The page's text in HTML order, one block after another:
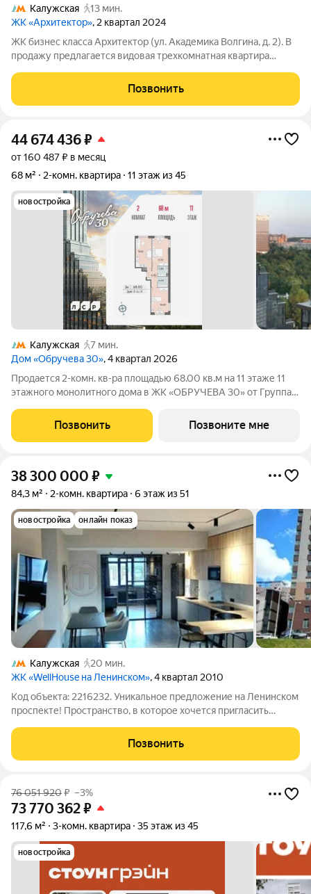
Калужская
13 мин.
ЖК «Архитектор», 2 квартал 2024
ЖК бизнес класса Архитектор (ул. Академика Волгина, д. 2). В
продажу предлагается видовая трехкомнатная квартира
завораживающими видами на всю Москву и на закат. Высокие
потолки 3,25. В квартире 4
Позвонить
44 674 436₽
от 160 487 ₽ в месяц
68 м²
2-комн. квартира 11 этаж из 45
новостройка
Калужская
7 мин.
Дом «Обручева 30», 4 квартал 2026
Продается 2-комн. кв-ра площадью 68.00 кв.м на 11 этаже 11
этажного монолитного дома в ЖК «ОБРУЧЕВА 30» от Группа
ЮЗАО и шаговой доступности от станции метро «Калужская».
Два корпуса
Позвонить Позвоните мне
38 300 000 ₽
84,3 м² 2-комн. квартира 6 этаж из 51
новостройка онлайн показ
Калужская
20 мин.
ЖК «WellHouse на Ленинском», 4 квартал 2010
Код объекта: 2216232. Уникальное предложение на Ленинском
проспекте! Пространство, в которое хочется пригласить
36 м. Монолитный дом, 6-й этаж , высокие потолки.
Современный ремонт.
Позвонить
76 051 920₽ –3%
73 770 362₽
117,6 м² 3-комн. квартира 35 этаж из 45
новостройка